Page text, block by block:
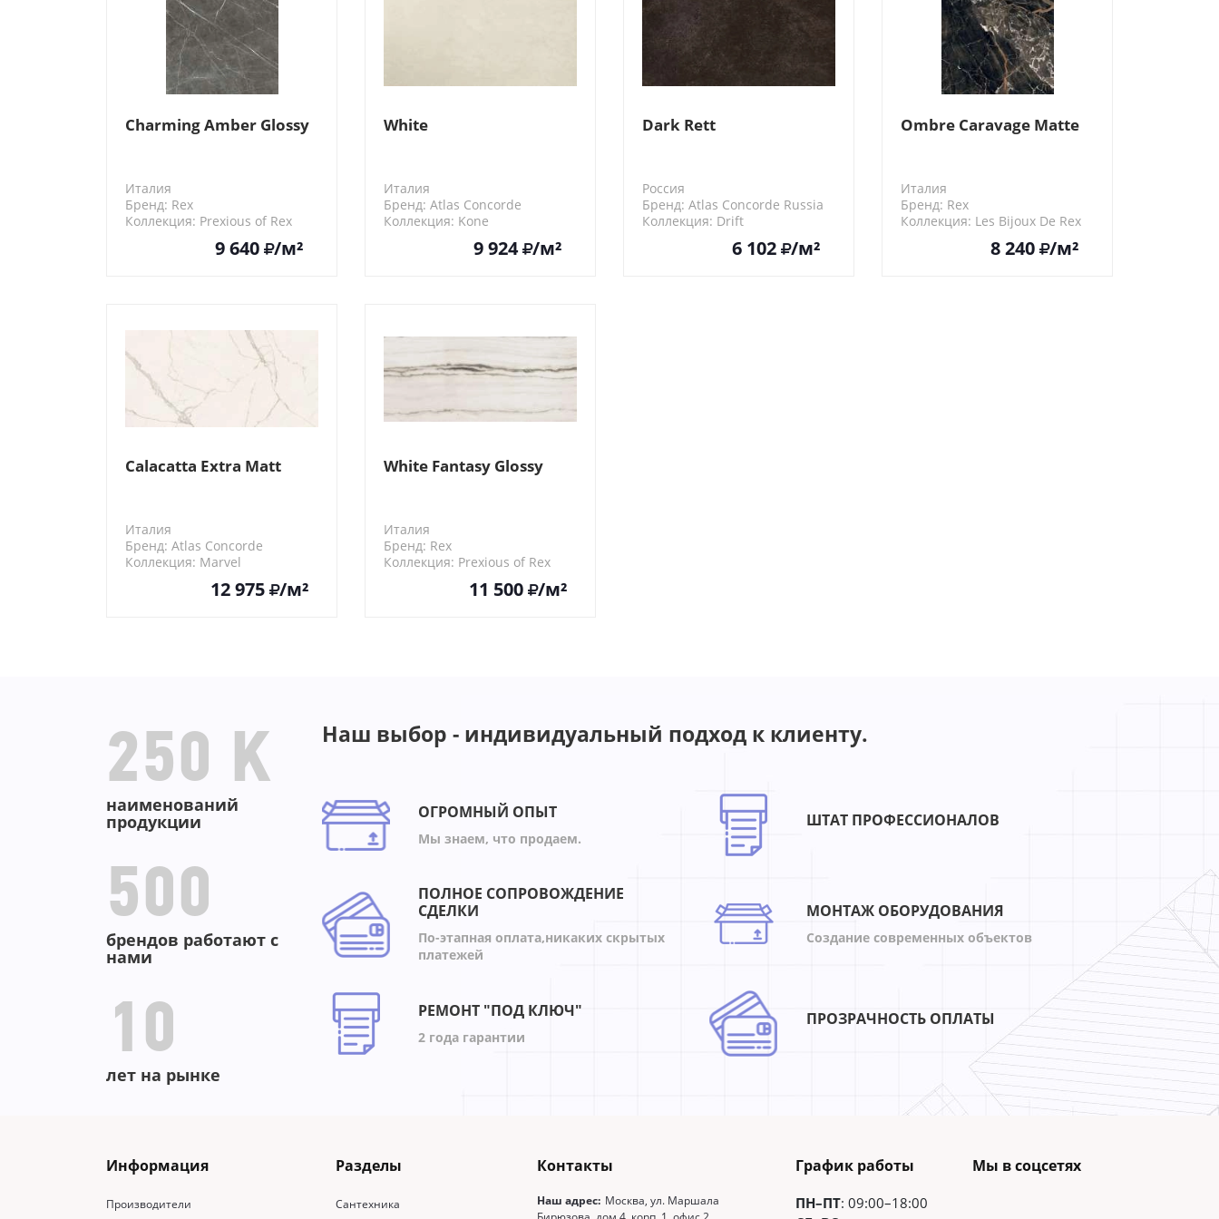
Charming Amber Glossy
Италия
Бренд: Rex
Коллекция: Prexious of Rex
9 640 /м²
White
Италия
Бренд: Atlas Concorde
Коллекция: Kone
9 924 /м²
Dark Rett
Россия
Бренд: Atlas Concorde Russia
Коллекция: Drift
6 102 /м²
Ombre Caravage Matte
Италия
Бренд: Rex
Коллекция: Les Bijoux De Rex
8 240 /м²
Calacatta Extra Matt
Италия
Бренд: Atlas Concorde
Коллекция: Marvel
12 975 /м²
White Fantasy Glossy
Италия
Бренд: Rex
Коллекция: Prexious of Rex
11 500 /м²
250 K
наименований
продукции
500
брендов работают с
нами
10
лет на рынке
Наш выбор - индивидуальный подход к клиенту.
ОГРОМНЫЙ ОПЫТ
Мы знаем, что продаем.
ШТАТ ПРОФЕССИОНАЛОВ
ПОЛНОЕ СОПРОВОЖДЕНИЕ
СДЕЛКИ
По-этапная оплата,никаких скрытых
платежей
МОНТАЖ ОБОРУДОВАНИЯ
Создание современных объектов
РЕМОНТ "ПОД КЛЮЧ"
2 года гарантии
ПРОЗРАЧНОСТЬ ОПЛАТЫ
Информация
Производители
Разделы
Сантехника
Контакты
Наш адрес: Москва, ул. Маршала
График работы
ПН–ПТ: 09:00–18:00
Мы в соцсетях